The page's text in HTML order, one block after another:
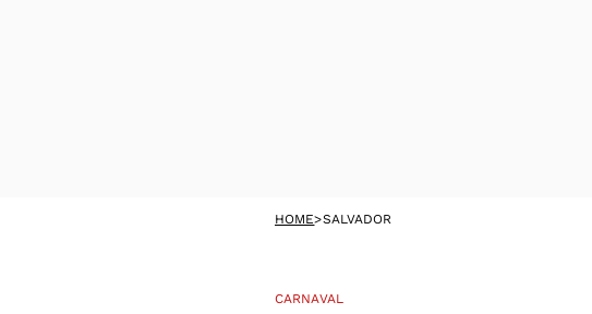
HOME>SALVADOR
CARNAVAL